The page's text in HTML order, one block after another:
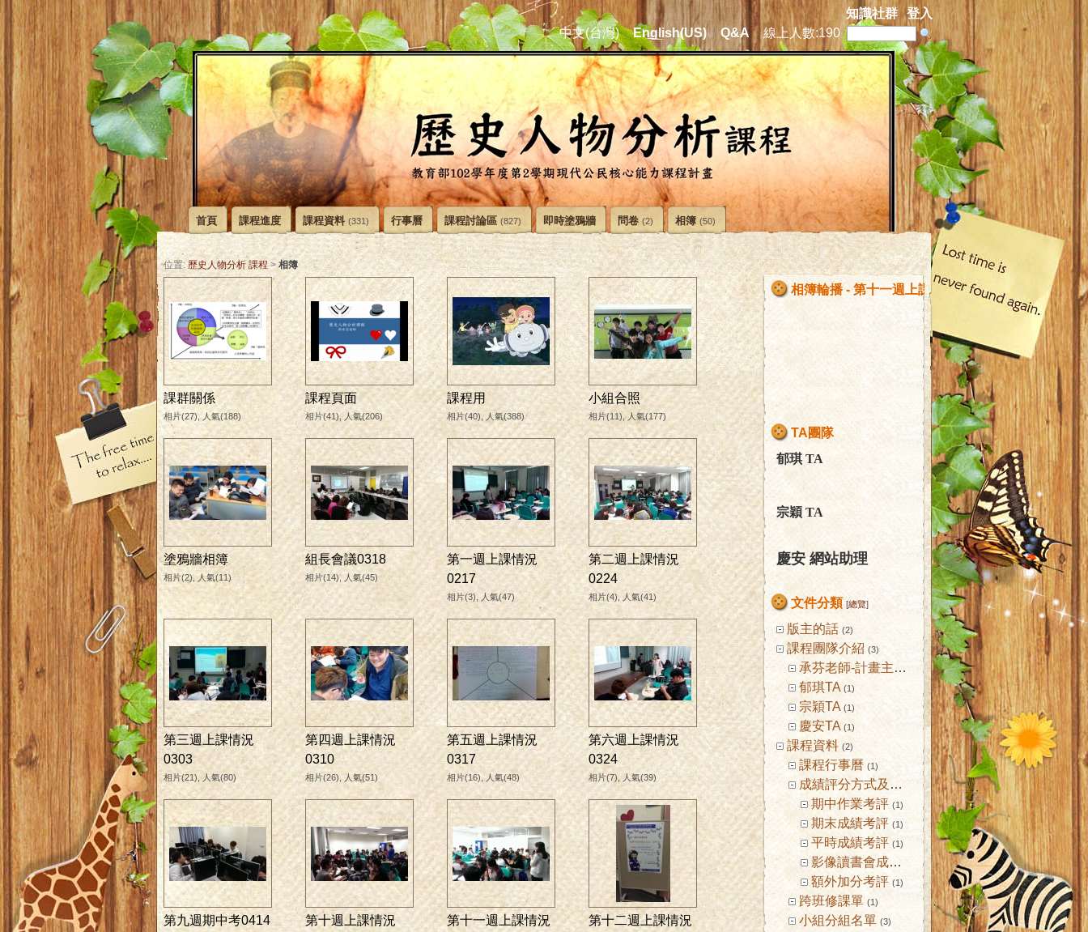
知識社群
登入
中文(台灣)
English(US) Q&A 線上人數:190
首頁 課程進度 課程資料 (331) 行事曆 課程討論區 (827) 即時塗鴉牆 問卷 (2) 相簿 (50)
相簿輪播 - 第十一週上課情況0428
TA團隊
郁琪 TA
宗穎 TA
慶安 網站助理
文件分類 [總覽]
版主的話 (2)
課程團隊介紹 (3)
承芬老師-計畫主持人 (1)
郁琪TA (1)
宗穎TA (1)
慶安TA (1)
課程資料 (2)
課程行事曆 (1)
成績評分方式及標準 (1)
期中作業考評 (1)
期末成績考評 (1)
平時成績考評 (1)
影像讀書會成績考核 (1)
額外加分考評 (1)
跨班修課單 (1)
小組分組名單 (3)
位置:歷史人物分析 課程 > 相簿
課群關係
相片(27), 人氣(188)
課程頁面
相片(41), 人氣(206)
課程用
相片(40), 人氣(388)
小組合照
相片(11), 人氣(177)
塗鴉牆相簿
相片(2), 人氣(11)
組長會議0318
相片(14), 人氣(45)
第一週上課情況
0217
相片(3), 人氣(47)
第二週上課情況
0224
相片(4), 人氣(41)
第三週上課情況
0303
相片(21), 人氣(80)
第四週上課情況
0310
相片(26), 人氣(51)
第五週上課情況
0317
相片(16), 人氣(48)
第六週上課情況
0324
相片(7), 人氣(39)
第九週期中考0414
第十週上課情況
第十一週上課情況
第十二週上課情況